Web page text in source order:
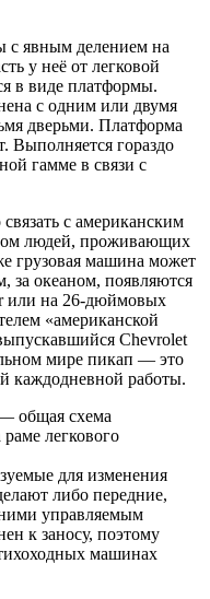
явным делением на
у неё от легковой
в виде платформы.
с одним или двумя
дверьми. Платформа
Выполняется гораздо
гамме в связи с
с американским
людей, проживающих
грузовая машина может
за океаном, появляются
или на 26-дюймовых
«американской
Chevrolet
мире пикап — это
каждодневной работы.
общая схема
легкового
для изменения
либо передние,
управляемым
к заносу, поэтому
машинах